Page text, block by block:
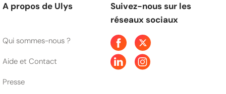
A propos de Ulys
Qui sommes-nous ?
Aide et Contact
Presse
Suivez-nous sur les
réseaux sociaux